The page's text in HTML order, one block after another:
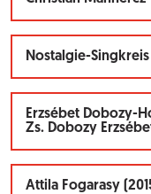
Nostalgie-Singkreis
Erzsébet Dobozy-
Zs. Dobozy
Attila Fogarasy